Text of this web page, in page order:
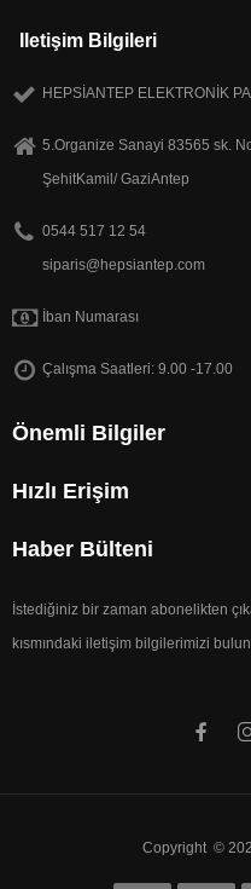
Iletişim Bilgileri
HEPSİANTEP ELEKTRONİK
5.Organize Sanayi 83565 sk.
ŞehitKamil/ GaziAntep
0544 517 12 54
siparis@hepsiantep.com
İban Numarası
Çalışma Saatleri: 9.00 -17.00
Önemli Bilgiler
Hızlı Erişim
Haber Bülteni
İstediğiniz bir zaman abonelikten
kısmındaki iletişim bilgilerimizi
Copyright ©